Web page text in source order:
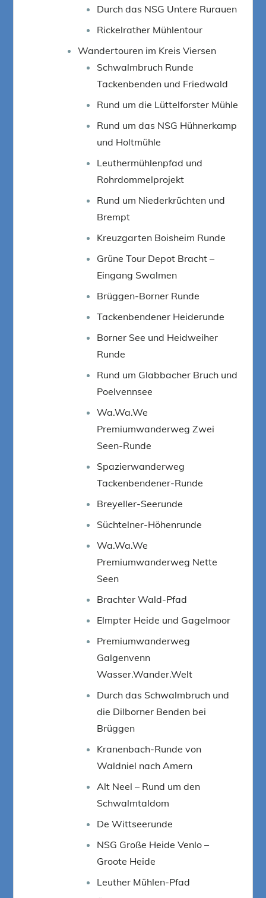
Durch das NSG Untere Rurauen
Rickelrather Mühlentour
Wandertouren im Kreis Viersen
Schwalmbruch Runde
Tackenbenden und Friedwald
Rund um die Lüttelforster Mühle
Rund um das NSG Hühnerkamp
und Holtmühle
Leuthermühlenpfad und
Rohrdommelprojekt
Rund um Niederkrüchten und
Brempt
Kreuzgarten Boisheim Runde
Grüne Tour Depot Bracht –
Eingang Swalmen
Brüggen-Borner Runde
Tackenbendener Heiderunde
Borner See und Heidweiher
Runde
Rund um Glabbacher Bruch und
Poelvennsee
Wa.Wa.We
Premiumwanderweg Zwei
Seen-Runde
Spazierwanderweg
Tackenbendener-Runde
Breyeller-Seerunde
Süchtelner-Höhenrunde
Wa.Wa.We
Premiumwanderweg Nette
Seen
Brachter Wald-Pfad
Elmpter Heide und Gagelmoor
Premiumwanderweg
Galgenvenn
Wasser.Wander.Welt
Durch das Schwalmbruch und
die Dilborner Benden bei
Brüggen
Kranenbach-Runde von
Waldniel nach Amern
Alt Neel – Rund um den
Schwalmtaldom
De Wittseerunde
NSG Große Heide Venlo –
Groote Heide
Leuther Mühlen-Pfad